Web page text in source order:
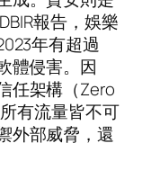
報告，娛樂
年有超過
體侵害。因
任架構（Zero
有流量皆不可
外部威脅，還